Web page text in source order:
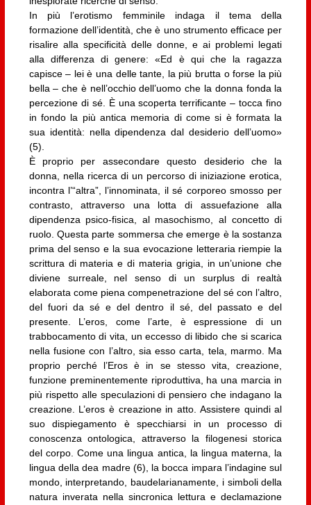
In più l’erotismo femminile indaga il tema della
formazione dell’identità, che è uno strumento efficace per
risalire alla specificità delle donne, e ai problemi legati
alla differenza di genere: «Ed è qui che la ragazza
capisce – lei è una delle tante, la più brutta o forse la più
bella – che è nell’occhio dell’uomo che la donna fonda la
percezione di sé. È una scoperta terrificante – tocca fino
in fondo la più antica memoria di come si è formata la
sua identità: nella dipendenza dal desiderio dell’uomo»
(5).
È proprio per assecondare questo desiderio che la
donna, nella ricerca di un percorso di iniziazione erotica,
incontra l’“altra”, l’innominata, il sé corporeo smosso per
contrasto, attraverso una lotta di assuefazione alla
dipendenza psico-fisica, al masochismo, al concetto di
ruolo. Questa parte sommersa che emerge è la sostanza
prima del senso e la sua evocazione letteraria riempie la
scrittura di materia e di materia grigia, in un’unione che
diviene surreale, nel senso di un surplus di realtà
elaborata come piena compenetrazione del sé con l’altro,
del fuori da sé e del dentro il sé, del passato e del
presente. L’eros, come l’arte, è espressione di un
trabbocamento di vita, un eccesso di libido che si scarica
nella fusione con l’altro, sia esso carta, tela, marmo. Ma
proprio perché l’Eros è in se stesso vita, creazione,
funzione preminentemente riproduttiva, ha una marcia in
più rispetto alle speculazioni di pensiero che indagano la
creazione. L’eros è creazione in atto. Assistere quindi al
suo dispiegamento è specchiarsi in un processo di
conoscenza ontologica, attraverso la filogenesi storica
del corpo. Come una lingua antica, la lingua materna, la
lingua della dea madre (6), la bocca impara l’indagine sul
mondo, interpretando, baudelarianamente, i simboli della
natura inverata nella sincronica lettura e declamazione